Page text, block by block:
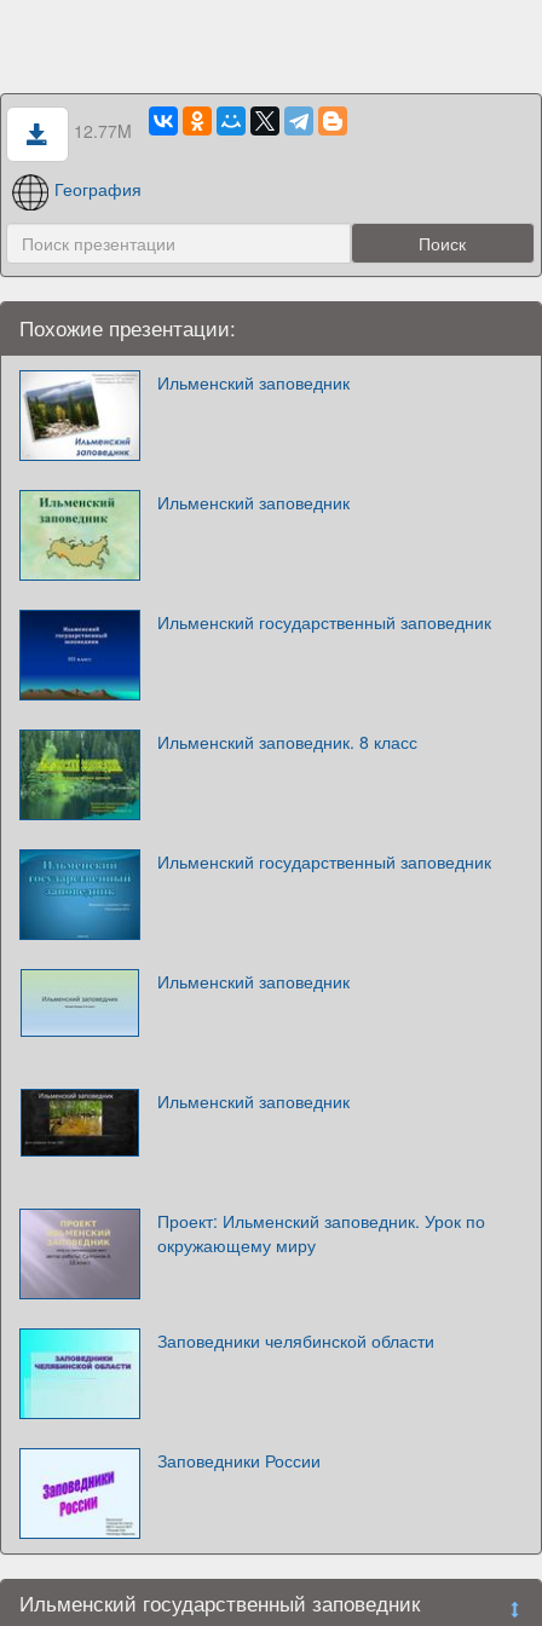
12.77M
География
Похожие презентации:
Ильменский заповедник
Ильменский заповедник
Ильменский государственный заповедник
Ильменский заповедник. 8 класс
Ильменский государственный заповедник
Ильменский заповедник
Ильменский заповедник
Проект: Ильменский заповедник. Урок по
окружающему миру
Заповедники челябинской области
Заповедники России
Ильменский государственный заповедник